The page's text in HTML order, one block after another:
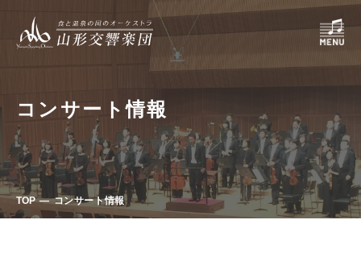
コンサート情報
TOP コンサート情報